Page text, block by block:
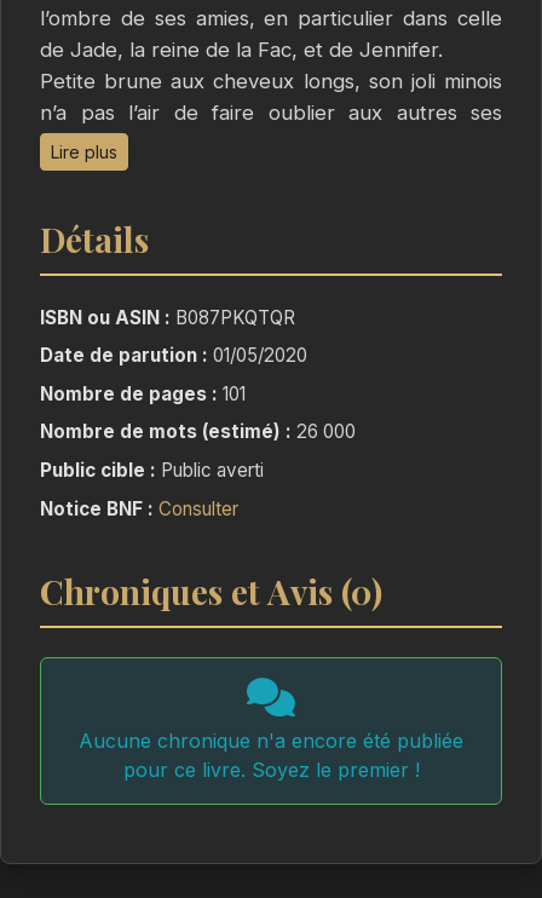
l’ombre de ses amies, en particulier dans celle
de Jade, la reine de la Fac, et de Jennifer.
Petite brune aux cheveux longs, son joli minois
n’a pas l’air de faire oublier aux autres ses
nombreux kilos en trop.
Constamment perchée sur ses talons, Vanessa
complexes par un gros sens de l’humour et une
carapace en béton armé.
façon irréversible. »
Lire plus
Détails
ISBN ou ASIN : B087PKQTQR
Date de parution : 01/05/2020
Nombre de pages : 101
Nombre de mots (estimé) : 26 000
Public cible : Public averti
Notice BNF : Consulter
Chroniques et Avis (0)
Aucune chronique n'a encore été publiée
pour ce livre. Soyez le premier !